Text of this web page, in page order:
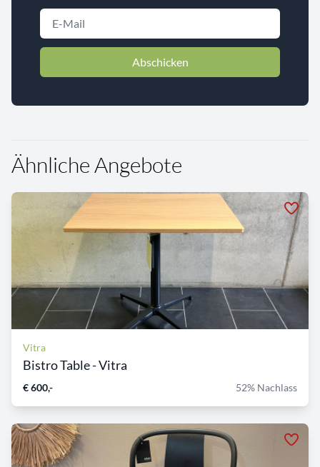
Abschicken
Ähnliche Angebote
Vitra
Bistro Table - Vitra
€ 600,- 52% Nachlass